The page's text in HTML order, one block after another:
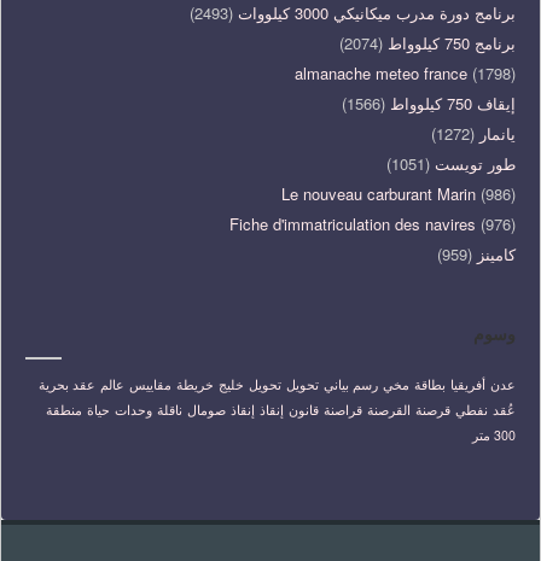
برنامج دورة مدرب ميكانيكي 3000 كيلووات
(2493)
برنامج 750 كيلوواط
(2074)
almanache meteo france (1798)
إيقاف 750 كيلوواط
(1566)
يانمار (1272)
طور تويست (1051)
Le nouveau carburant Marin (986)
Fiche d'immatriculation des navires (976)
كامينز (959)
وسوم
عدن أفريقيا بطاقة مخي رسم بياني تحويل تحويل خليج خريطة مقاييس عالم عقد بحرية
عُقد نفطي قرصنة القرصنة قراصنة قانون إنقاذ إنقاذ صومال ناقلة وحدات حياة منطقة
300 متر